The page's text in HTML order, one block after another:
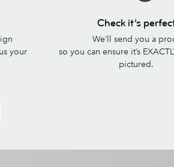
your
Check it’s
We’ll send you a
so you can ensure it’s
pictured.